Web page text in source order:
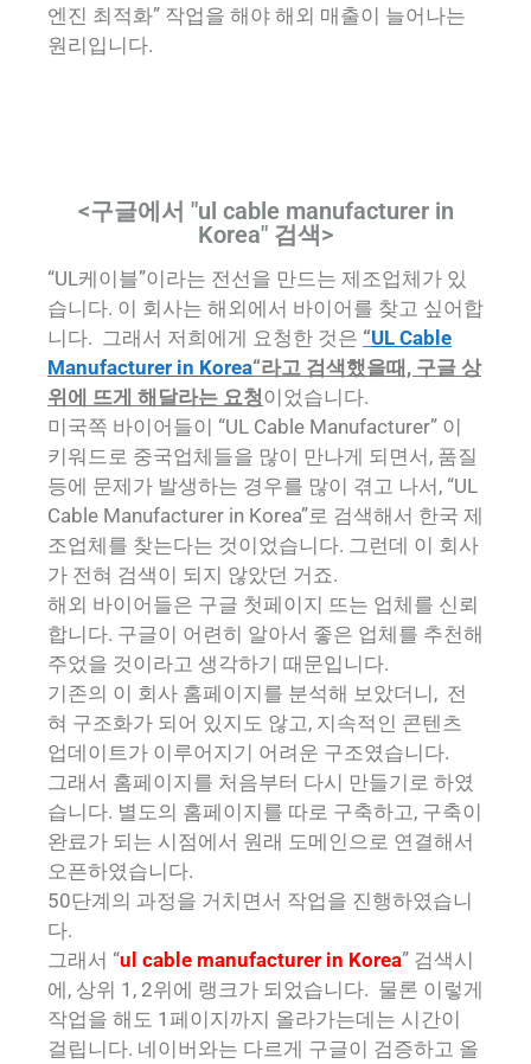
엔진 최적화” 작업을 해야 해외 매출이 늘어나는
원리입니다.
<구글에서 "ul cable manufacturer in
Korea" 검색>
“UL케이블”이라는 전선을 만드는 제조업체가 있
습니다. 이 회사는 해외에서 바이어를 찾고 싶어합
니다. 그래서 저희에게 요청한 것은 “UL Cable
Manufacturer in Korea“라고 검색했을때, 구글 상
위에 뜨게 해달라는 요청이었습니다.
미국쪽 바이어들이 “UL Cable Manufacturer” 이
키워드로 중국업체들을 많이 만나게 되면서, 품질
등에 문제가 발생하는 경우를 많이 겪고 나서, “UL
Cable Manufacturer in Korea”로 검색해서 한국 제
조업체를 찾는다는 것이었습니다. 그런데 이 회사
가 전혀 검색이 되지 않았던 거죠.
해외 바이어들은 구글 첫페이지 뜨는 업체를 신뢰
합니다. 구글이 어련히 알아서 좋은 업체를 추천해
주었을 것이라고 생각하기 때문입니다.
기존의 이 회사 홈페이지를 분석해 보았더니, 전
혀 구조화가 되어 있지도 않고, 지속적인 콘텐츠
업데이트가 이루어지기 어려운 구조였습니다.
그래서 홈페이지를 처음부터 다시 만들기로 하였
습니다. 별도의 홈페이지를 따로 구축하고, 구축이
완료가 되는 시점에서 원래 도메인으로 연결해서
오픈하였습니다.
50단계의 과정을 거치면서 작업을 진행하였습니
다.
그래서 “ul cable manufacturer in Korea” 검색시
에, 상위 1, 2위에 랭크가 되었습니다. 물론 이렇게
작업을 해도 1페이지까지 올라가는데는 시간이
걸립니다. 네이버와는 다르게 구글이 검증하고 올